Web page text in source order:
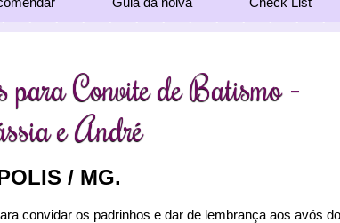
para Convite de Batismo -
e André
/ MG.
convidar os padrinhos e dar de lembrança aos avós do